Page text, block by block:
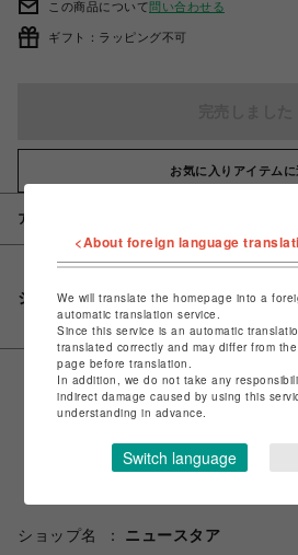
この商品について問い合わせる
ギフト：ラッピング不可
お気に入りアイテム
アイテム説明 / 素材
シェアする
ショップ名
ニュースタア
<About foreign language
We will translate the homepage into a
automatic translation service.
Since this service is an automatic
translated correctly and may differ from
page before translation.
In addition, we do not take any
indirect damage caused by using this
understanding in advance.
Switch language